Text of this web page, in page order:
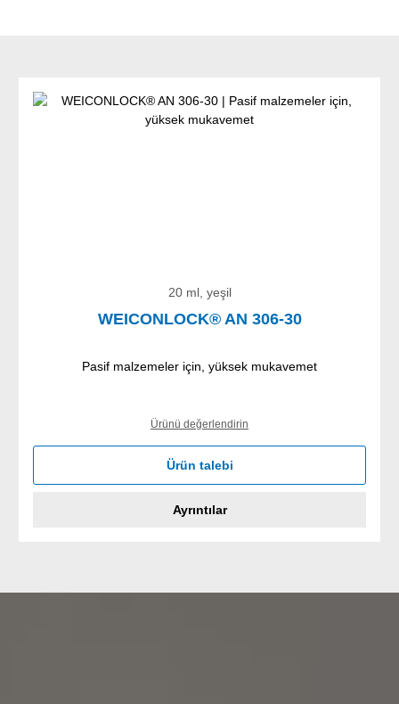
20 ml, yeşil
WEICONLOCK® AN 306-30
Pasif malzemeler için, yüksek mukavemet
Ürünü değerlendirin
Ürün talebi
Ayrıntılar